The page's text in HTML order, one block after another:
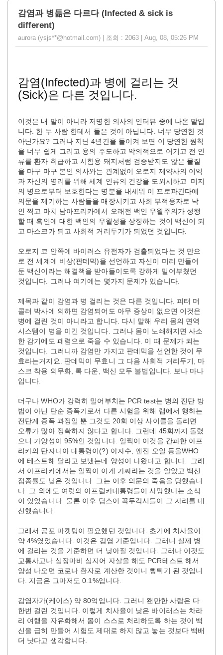
감염과 병듦은 다르다 (Infected & sick is
different)
aurora (ysjs**@hotmail.com) | 조회 : 2063 | Aug, 08, 05:26 PM
감염(Infected)과 병에 걸리는 것
(Sick)은 다른 것입니다.
이것은 내 말이 아니라 저명한 의사의 인터뷰 중에 나온 말입
니다. 한 두 사람 한테서 들은 것이 아닙니다. 너무 당연한 것
아닌가요? 그러나 지난 4년간을 돌이켜 보면 이 당연한 원칙
을 너무 쉽게 그리고 용의 주도하고 악의적으로 어기고 전 인
류를 환자 취급하고 시험용 돼지처럼 검증받지도 않은 물질
을 마구 마구 본인 의사와는 관계없이 오로지 제약사의 이익
과 자신의 영리를 위해 세계 인류의 건강을 도외시하고 미지
의 병으로부터 보호한다는 명분을 내세워 이 프로파간다에
의문을 제기하는 사람들을 매장시키고 사회 부적응자로 낙
인 찍고 마치 남아프리카에서 오래전 백인 우월주의가 성행
할 때 흑인에 대한 백인의 우월성을 상징하는 것이 백신이 되
고 마스크가 되고 사회적 거리두기가 되었던 것입니다.
오로지 코 안쪽에 바이러스 유전자가 검출되었다는 것 만으
로 전 세계에 비상(판데믹)을 선언하고 자신이 미리 만들어
둔 백신이라는 해결책을 받아들이도록 강하게 밀어부쳤던
것입니다. 그러나 여기에는 몇가지 문제가 있습니다.
제목과 같이 감염과 병 걸리는 것은 다른 것입니다. 피터 머
콜러 박사에 의하면 감염되어도 아무 증상이 없으면 이것은
병에 걸린 것이 아니라고 합니다. 다시 말해 우리 몸의 면역
시스템이 병을 이긴 것입니다. 그러나 몸이 노쇄해지면 사소
한 감기에도 폐렴으로 죽을 수 있습니다. 이 때 문제가 되는
것입니다. 그러니까 감염만 가지고 판데믹을 선언한 것이 무
효라는거지요. 판데믹이 무효니 그 다음 사회적 거리두기, 마
스크 착용 의무화, 록 다운, 백신 모두 불법입니다. 보나 마나
입니다.
더구나 WHO가 강력히 밀어부치는 PCR test는 병의 진단 방
법이 아닌 단순 증폭기로서 다른 시험을 위해 랩에서 행하는
전단계 증폭 과정일 뿐 그것도 20회 이상 사이클을 돌리면
오류가 많아 정확하지 않다고 합니다. 그런데 45회까지 돌렸
으니 가양성이 95%인 것입니다. 일찍이 이것을 간파한 아프
리카의 탄자니아 대통령이(?) 야자수, 엔진 오일 등을WHO
에 테스트해 달라고 보냈는데 양성이 나왔다고 합니다. 그래
서 아프리카에서는 일찍이 이게 가짜라는 것을 알았고 백신
접종률도 낮은 것입니다. 그는 이후 의문의 죽음을 당했습니
다. 그 외에도 여럿의 아프맄카대통령들이 사망했다는 소식
이 있었습니다. 물론 이후 딥스이 꼭두각시들이 그 자리를 대
신했습니다.
그래서 공포 마켓팅이 필요했던 것입니다. 초기에 치사율이
약 4%였었습니다. 이것은 감염 기준입니다. 그러니 실제 병
에 걸리는 것을 기준하면 더 낮아질 것입니다. 그러나 이것도
교통사고나 심장마비 심지어 자살을 해도 PCR테스트 해서
양성 나오면 코로나 환자로 계산한 것이니 뻥튀기 된 것입니
다. 지금은 그마저도 0.1%입니다.
감염자가(케이스) 약 80억입니다. 그러니 왠만한 사람은 다
한번 걸린 것입니다. 이렇게 치사율이 낮은 바이러스는 차라
리 여행을 자유화해서 몸이 스스로 처리하도록 하는 것이 백
신을 급히 만들어 시험도 제대로 하지 않고 놓는 것보다 백배
더 낫다고 생각합니다.